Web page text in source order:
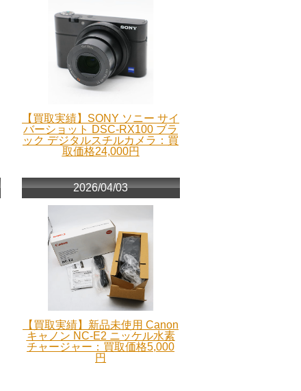
【買取実績】SONY ソニー サイ
バーショット DSC-RX100 ブラ
ック デジタルスチルカメラ：買
取価格24,000円
2026/04/03
【買取実績】新品未使用 Canon
キャノン NC-E2 ニッケル水素
チャージャー：買取価格5,000
円